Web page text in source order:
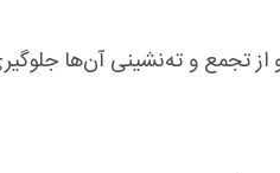
تجمع و ته‌نشینی آن‌ها